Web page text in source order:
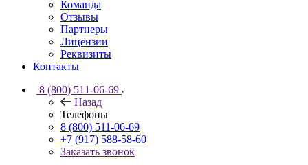
Команда
Отзывы
Партнеры
Лицензии
Реквизиты
Контакты
8 (800) 511-06-69
Назад
Телефоны
8 (800) 511-06-69
+7 (917) 588-58-60
Заказать звонок